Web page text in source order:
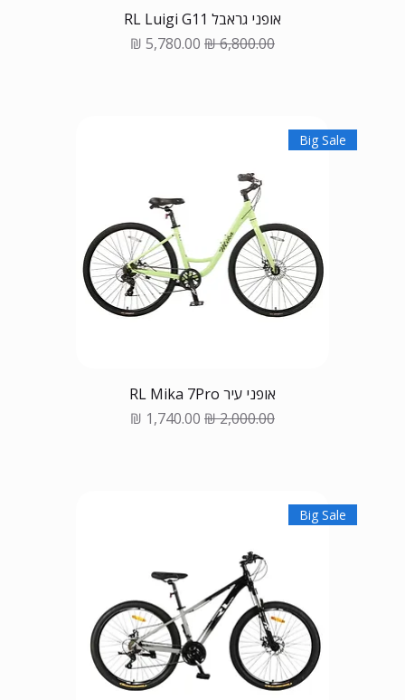
אופני גראבל RL Luigi G11
Regular Price
Sale Price
Big Sale
אופני עיר RL Mika 7Pro
Regular Price
Sale Price
Big Sale